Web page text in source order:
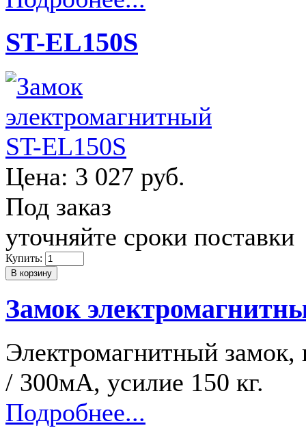
ST-EL150S
Цена: 3 027 руб.
Под заказ
уточняйте сроки поставки
Купить:
Замок
Электромагнитный
/ 300мА, усилие 150 кг.
Подробнее...